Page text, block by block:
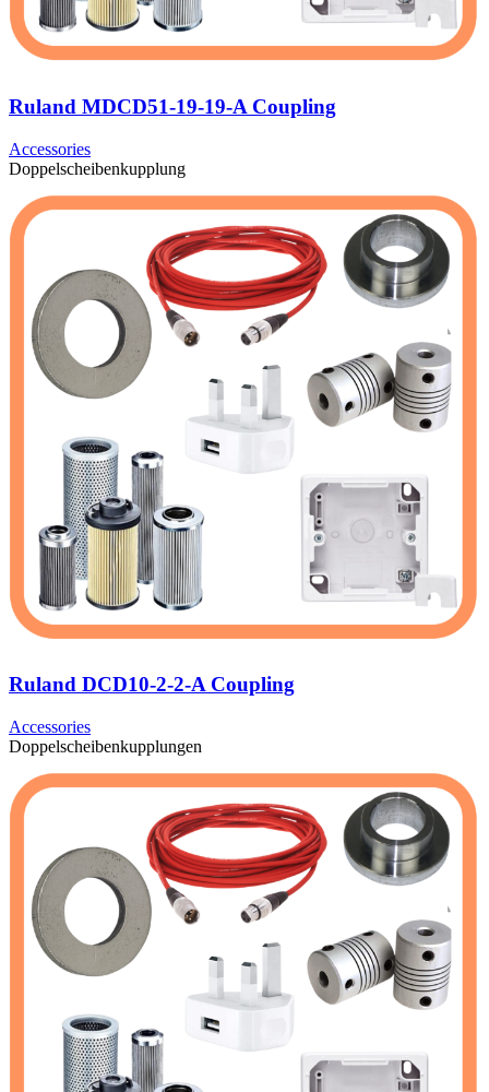
Ruland MDCD51-19-19-A Coupling
Accessories
Doppelscheibenkupplung
Ruland DCD10-2-2-A Coupling
Accessories
Doppelscheibenkupplungen